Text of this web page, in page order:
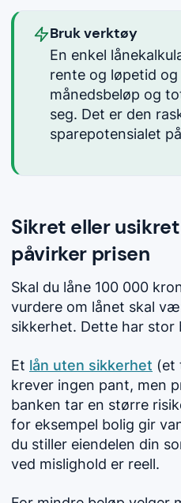
Bruk verktøy
En enkel
rente og løpetid
månedsbeløp og
seg. Det er den
sparepotensialet
Sikret eller
påvirker prisen
Skal du låne 100 000
vurdere om lånet skal
sikkerhet. Dette har
Et lån uten sikkerhet (et
krever ingen pant, men
banken tar en større
for eksempel bolig gir
du stiller eiendelen din
ved mislighold er reell.